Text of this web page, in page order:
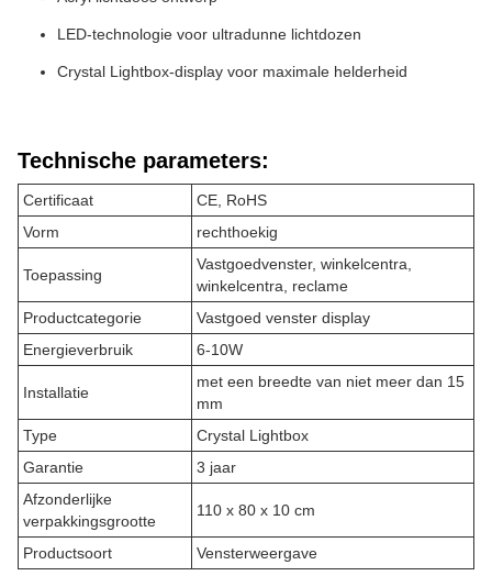
LED-technologie voor ultradunne lichtdozen
Crystal Lightbox-display voor maximale helderheid
Technische parameters:
Certificaat
CE, RoHS
Vorm
rechthoekig
Toepassing
Vastgoedvenster, winkelcentra,
winkelcentra, reclame
Productcategorie
Vastgoed venster display
Energieverbruik
6-10W
Installatie
met een breedte van niet meer dan 15
mm
Type
Crystal Lightbox
Garantie
3 jaar
Afzonderlijke
verpakkingsgrootte
110 x 80 x 10 cm
Productsoort Vensterweergave